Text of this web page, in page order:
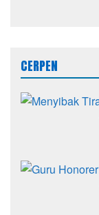
CERPEN